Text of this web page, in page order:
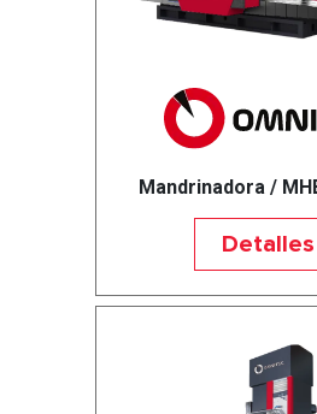
Mandrinadora /
Detalles